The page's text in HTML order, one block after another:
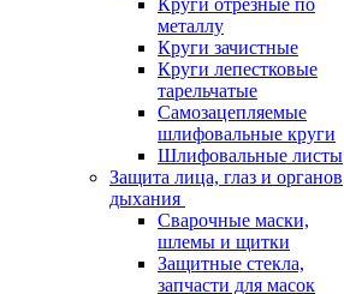
Круги отрезные по
металлу
Круги зачистные
Круги лепестковые
тарельчатые
Самозацепляемые
шлифовальные круги
Шлифовальные листы
Защита лица, глаз и органов
дыхания
Сварочные маски,
шлемы и щитки
Защитные стекла,
запчасти для масок